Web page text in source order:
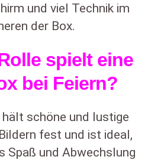
und viel Technik im
der Box.
spielt eine
bei Feiern?
schöne und lustige
fest und ist ideal,
Spaß und Abwechslung